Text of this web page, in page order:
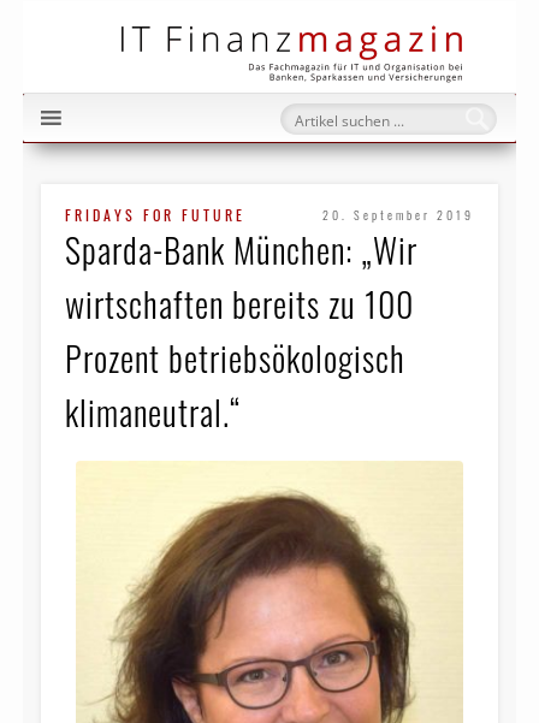
FRIDAYS FOR FUTURE 20. September 2019
Sparda-Bank München: „Wir
wirtschaften bereits zu 100
Prozent betriebsökologisch
klimaneutral.“